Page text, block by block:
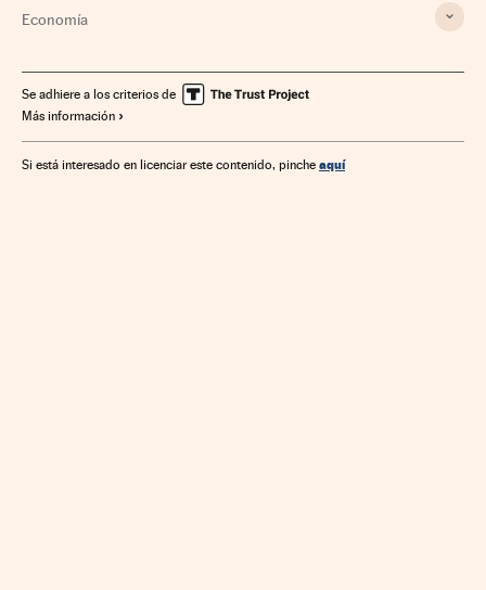
Economía
Se adhiere a los criterios de
Más información
Si está interesado en licenciar este contenido, pinche aquí